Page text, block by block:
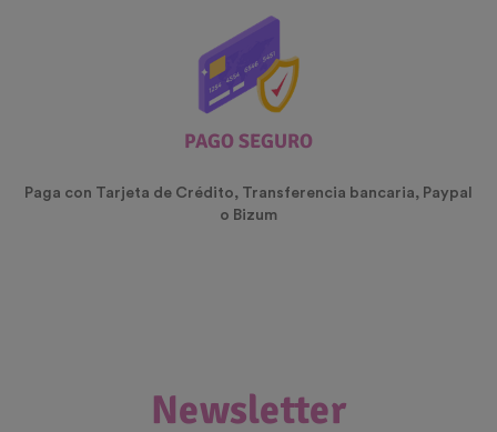
PAGO SEGURO
Paga con Tarjeta de Crédito, Transferencia bancaria, Paypal
o Bizum
Newsletter